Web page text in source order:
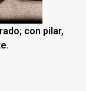
con pilar,